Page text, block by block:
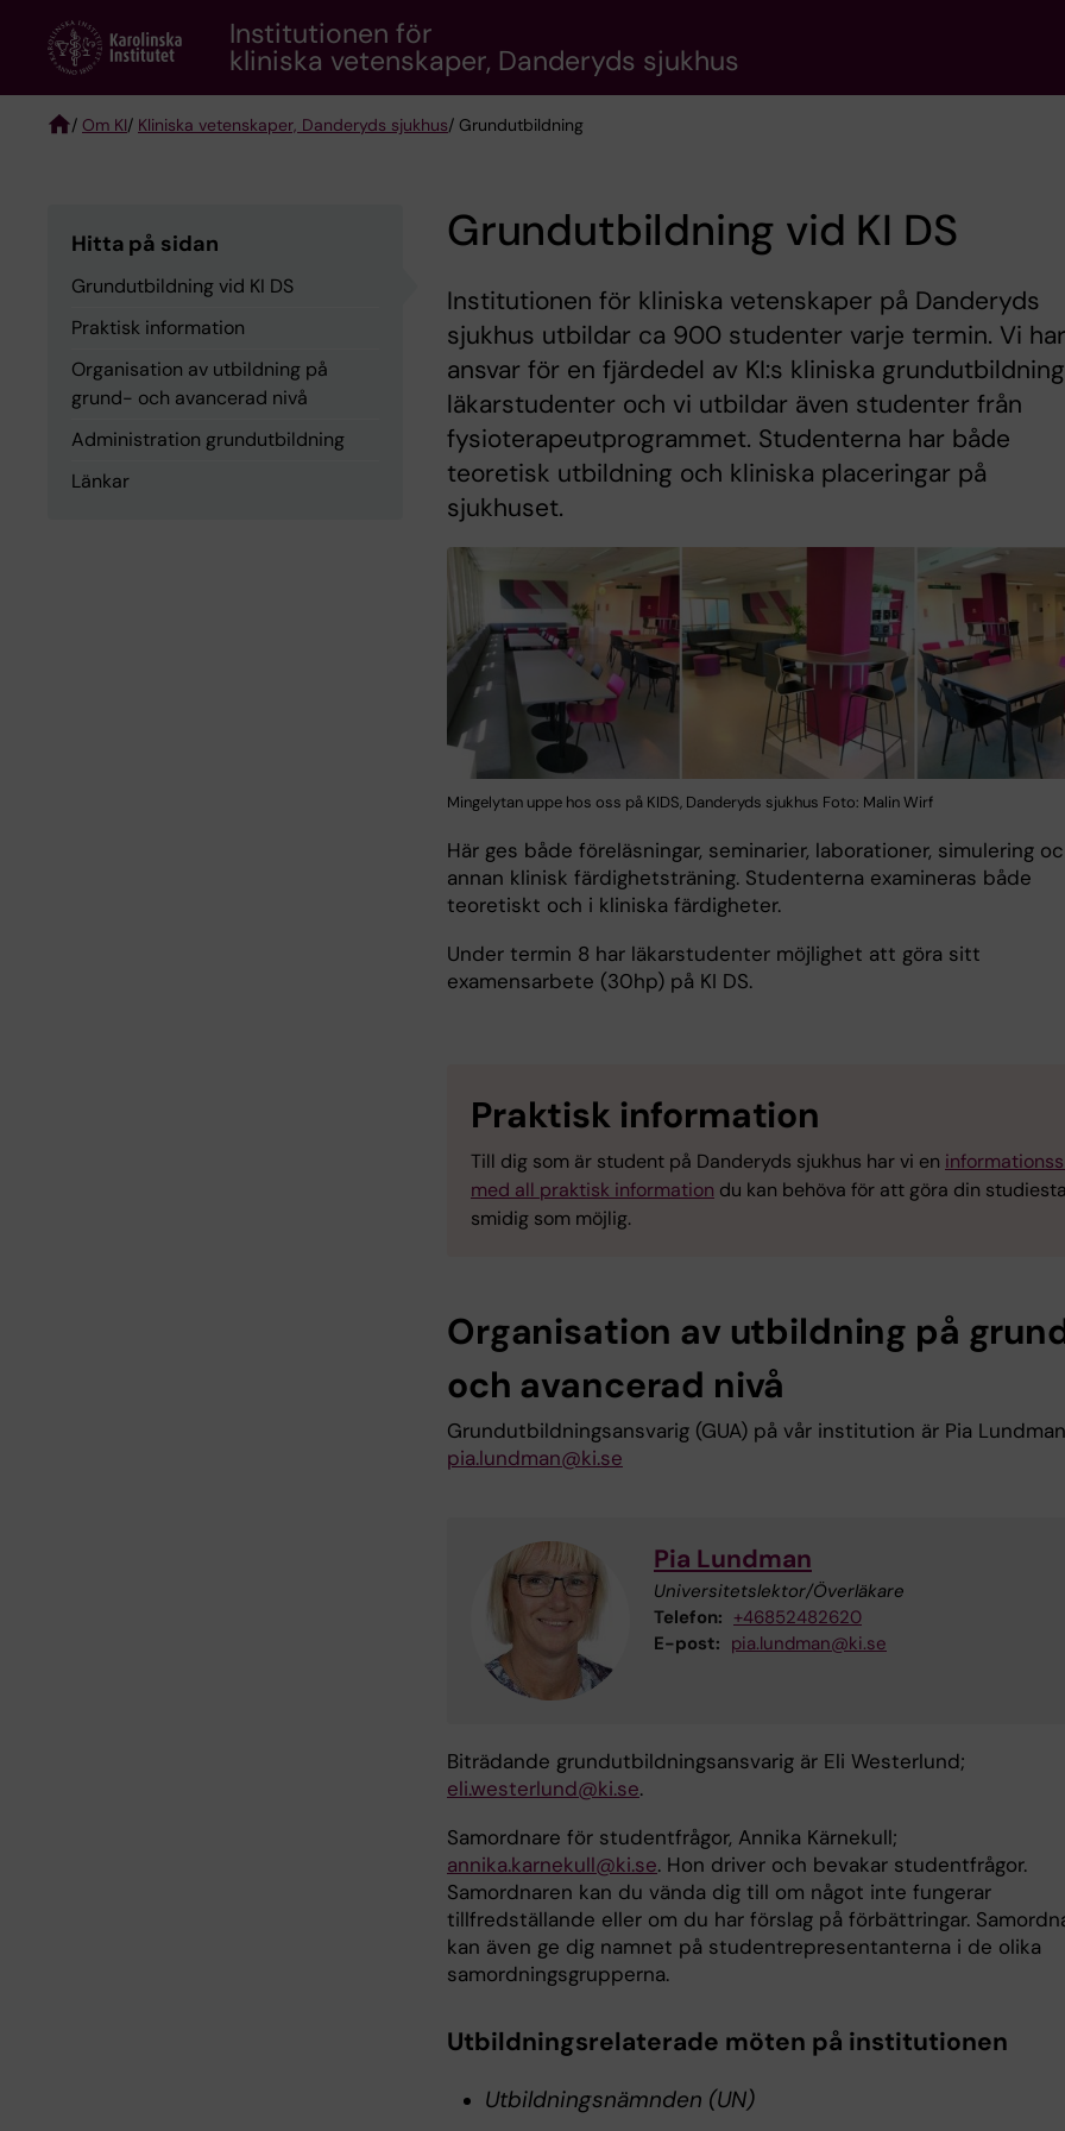
content
Institutionen för
kliniska vetenskaper, Danderyds sjukhus
/ Om KI/ Kliniska vetenskaper, Danderyds sjukhus/ Grundutbildning
Hitta på sidan
Grundutbildning vid KI DS
Praktisk information
Organisation av utbildning på
grund- och avancerad nivå
Administration grundutbildning
Länkar
Grundutbildning vid KI DS
Institutionen för kliniska vetenskaper på Danderyds
sjukhus utbildar ca 900 studenter varje termin. Vi har
ansvar för en fjärdedel av KI:s kliniska
läkarstudenter och vi utbildar även studenter från
fysioterapeutprogrammet. Studenterna har både
teoretisk utbildning och kliniska placeringar på
sjukhuset.
Mingelytan uppe hos oss på KIDS, Danderyds sjukhus Foto: Malin Wirf
Här ges både föreläsningar, seminarier, laborationer, simulering
annan klinisk färdighetsträning. Studenterna examineras både
teoretiskt och i kliniska färdigheter.
Under termin 8 har läkarstudenter möjlighet att göra sitt
examensarbete (30hp) på KI DS.
Praktisk information
Till dig som är student på Danderyds sjukhus har vi en
med all praktisk information du kan behöva för att göra din
smidig som möjlig.
Organisation av utbildning på
och avancerad nivå
Grundutbildningsansvarig (GUA) på vår institution är Pia Lundman
pia.lundman@ki.se
Pia Lundman
Universitetslektor/Överläkare
Telefon: +46852482620
E-post: pia.lundman@ki.se
Biträdande grundutbildningsansvarig är Eli Westerlund;
eli.westerlund@ki.se.
Samordnare för studentfrågor, Annika Kärnekull;
annika.karnekull@ki.se. Hon driver och bevakar studentfrågor.
Samordnaren kan du vända dig till om något inte fungerar
tillfredställande eller om du har förslag på förbättringar.
kan även ge dig namnet på studentrepresentanterna i de olika
samordningsgrupperna.
Utbildningsrelaterade möten på institutionen
Utbildningsnämnden (UN)